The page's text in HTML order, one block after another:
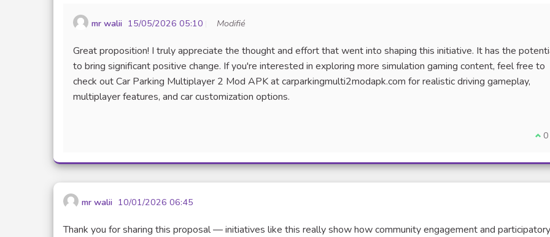
mr walii 15/05/2026 05:10 Modifié
Great proposition! I truly appreciate the thought and effort that went into shaping this initiative. It has the
to bring significant positive change. If you're interested in exploring more simulation gaming content, feel free to
check out Car Parking Multiplayer 2 Mod APK at carparkingmulti2modapk.com for realistic driving gameplay,
multiplayer features, and car customization options.
Je0
mr walii 10/01/2026 06:45
Thank you for sharing this proposal — initiatives like this really show how community engagement and participatory